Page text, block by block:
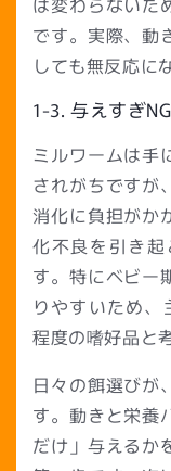
です。実際、動
しても無反応に
1-3. 与えすぎ
ミルワームは手
されがちですが
消化に負担がか
化不良を引き
す。特にベビー
りやすいため
程度の嗜好品と
日々の餌選びが
す。動きと栄養
だけ」与えるか